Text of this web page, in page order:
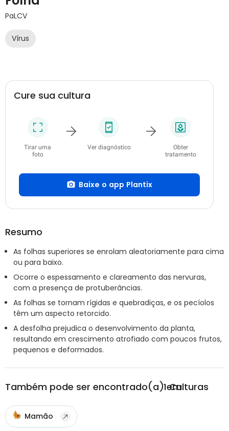
PaLCV
Vírus
Cure sua cultura
Tirar uma
foto
Ver diagnóstico
Obter
tratamento
Baixe o app Plantix
Resumo
As folhas superiores se enrolam aleatoriamente para cima
ou para baixo.
Ocorre o espessamento e clareamento das nervuras,
com a presença de protuberâncias.
As folhas se tornam rígidas e quebradiças, e os pecíolos
têm um aspecto retorcido.
A desfolha prejudica o desenvolvimento da planta,
resultando em crescimento atrofiado com poucos frutos,
pequenos e deformados.
Também pode ser encontrado(a) em
1Culturas
Mamão